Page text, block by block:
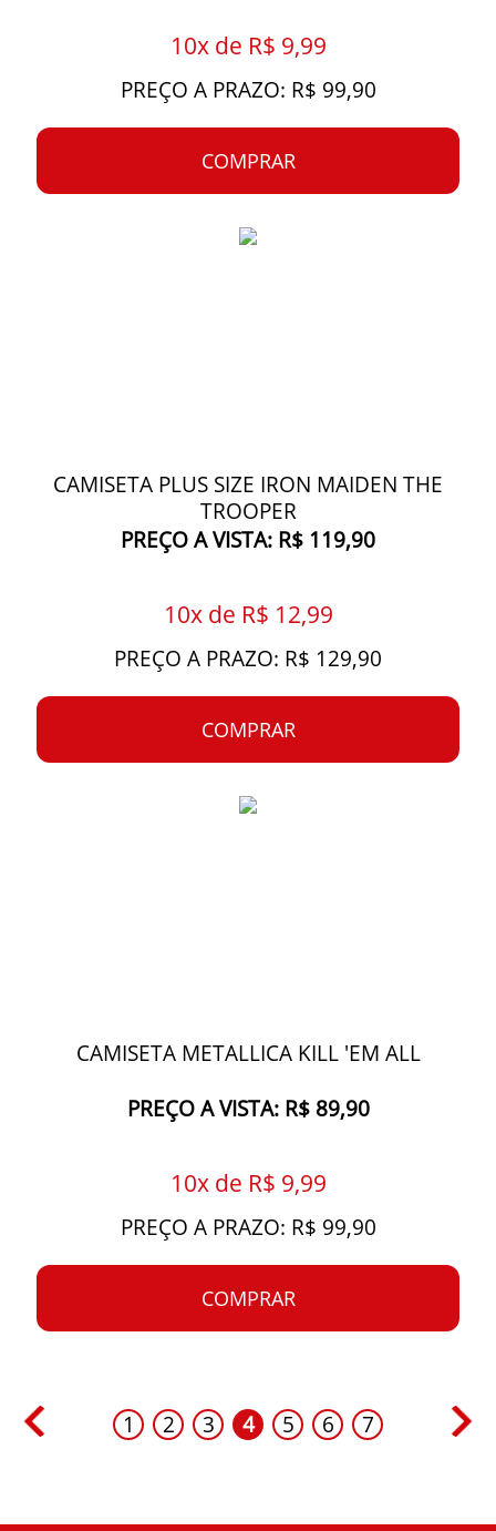
10x de R$ 9,99
PREÇO A PRAZO: R$ 99,90
COMPRAR
CAMISETA PLUS SIZE IRON MAIDEN THE
TROOPER
PREÇO A VISTA: R$ 119,90
10x de R$ 12,99
PREÇO A PRAZO: R$ 129,90
COMPRAR
CAMISETA METALLICA KILL 'EM ALL
PREÇO A VISTA: R$ 89,90
10x de R$ 9,99
PREÇO A PRAZO: R$ 99,90
COMPRAR
1 2 3 4 5 6 7